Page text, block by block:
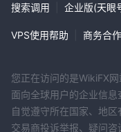
搜索调用 企业版(天眼
VPS使用帮助 商务合作
您正在访问的是WikiFX
面向全球用户的企业信
自觉遵守所在国家、地区
交易商投诉举报、疑问